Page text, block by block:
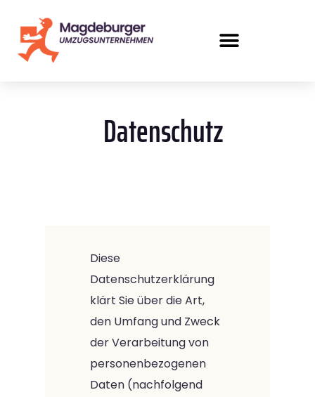
Datenschutz
Diese
Datenschutzerklärung
klärt Sie über die Art,
den Umfang und Zweck
der Verarbeitung von
personenbezogenen
Daten (nachfolgend